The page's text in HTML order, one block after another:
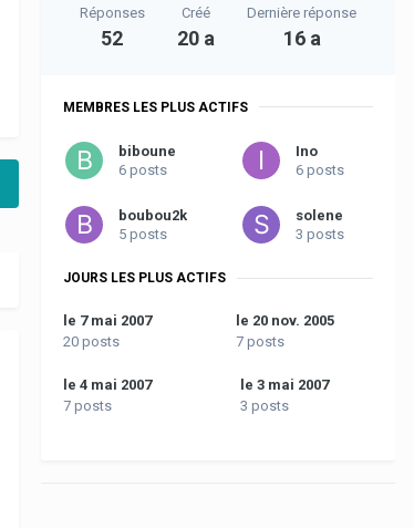
Réponses
52
Créé
20 a
Dernière réponse
16 a
MEMBRES LES PLUS ACTIFS
biboune
6 posts
Ino
6 posts
boubou2k
5 posts
solene
3 posts
JOURS LES PLUS ACTIFS
le 7 mai 2007
20 posts
le 20 nov. 2005
7 posts
le 4 mai 2007
7 posts
le 3 mai 2007
3 posts